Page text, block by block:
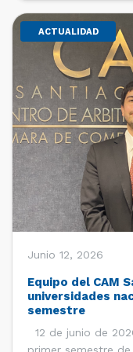
ACTUALIDAD
Junio 12, 2026
Equipo del CAM
universidades
semestre
12 de junio de